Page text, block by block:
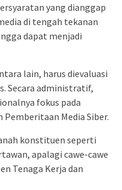
yang dianggap
di tengah tekanan
dapat menjadi
lain, harus dievaluasi
Secara administratif,
fokus pada
Pemberitaan Media Siber.
konstituen seperti
apalagi cawe-cawe
Tenaga Kerja dan